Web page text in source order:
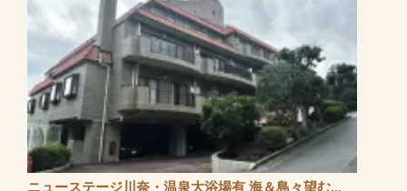
ニューステージ川奈・温泉大浴場有 海＆島々望む...